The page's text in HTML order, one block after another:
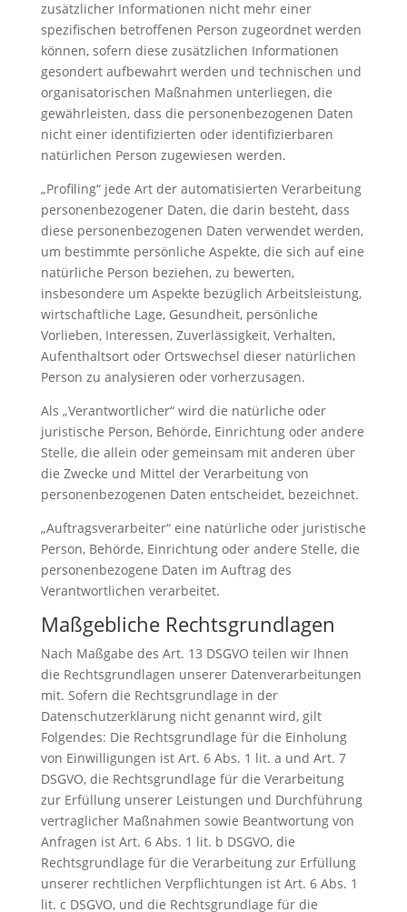
zusätzlicher Informationen nicht mehr einer
spezifischen betroffenen Person zugeordnet werden
können, sofern diese zusätzlichen Informationen
gesondert aufbewahrt werden und technischen und
organisatorischen Maßnahmen unterliegen, die
gewährleisten, dass die personenbezogenen Daten
nicht einer identifizierten oder identifizierbaren
natürlichen Person zugewiesen werden.
„Profiling“ jede Art der automatisierten Verarbeitung
personenbezogener Daten, die darin besteht, dass
diese personenbezogenen Daten verwendet werden,
um bestimmte persönliche Aspekte, die sich auf eine
natürliche Person beziehen, zu bewerten,
insbesondere um Aspekte bezüglich Arbeitsleistung,
wirtschaftliche Lage, Gesundheit, persönliche
Vorlieben, Interessen, Zuverlässigkeit, Verhalten,
Aufenthaltsort oder Ortswechsel dieser natürlichen
Person zu analysieren oder vorherzusagen.
Als „Verantwortlicher“ wird die natürliche oder
juristische Person, Behörde, Einrichtung oder andere
Stelle, die allein oder gemeinsam mit anderen über
die Zwecke und Mittel der Verarbeitung von
personenbezogenen Daten entscheidet, bezeichnet.
„Auftragsverarbeiter“ eine natürliche oder juristische
Person, Behörde, Einrichtung oder andere Stelle, die
personenbezogene Daten im Auftrag des
Verantwortlichen verarbeitet.
Maßgebliche Rechtsgrundlagen
Nach Maßgabe des Art. 13 DSGVO teilen wir Ihnen
die Rechtsgrundlagen unserer Datenverarbeitungen
mit. Sofern die Rechtsgrundlage in der
Datenschutzerklärung nicht genannt wird, gilt
Folgendes: Die Rechtsgrundlage für die Einholung
von Einwilligungen ist Art. 6 Abs. 1 lit. a und Art. 7
DSGVO, die Rechtsgrundlage für die Verarbeitung
zur Erfüllung unserer Leistungen und Durchführung
vertraglicher Maßnahmen sowie Beantwortung von
Anfragen ist Art. 6 Abs. 1 lit. b DSGVO, die
Rechtsgrundlage für die Verarbeitung zur Erfüllung
unserer rechtlichen Verpflichtungen ist Art. 6 Abs. 1
lit. c DSGVO, und die Rechtsgrundlage für die